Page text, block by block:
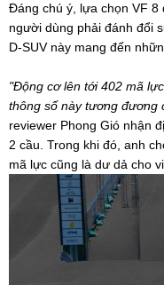
Đáng chú ý, lựa chọn VF 8
người dùng phải đánh đổi
D-SUV này mang đến
"Động cơ lên tới 402 mã
thông số này tương đương
reviewer Phong Gió nhận
2 cầu. Trong khi đó, anh
mã lực cũng là dư dả cho